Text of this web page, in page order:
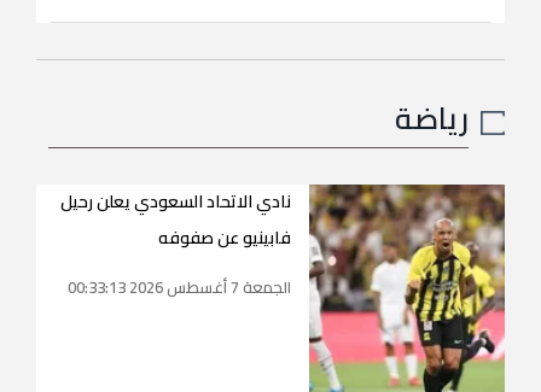
رياضة
نادي الاتحاد السعودي يعلن رحيل
فابينيو عن صفوفه
الجمعة 7 أغسطس 2026 00:33:13